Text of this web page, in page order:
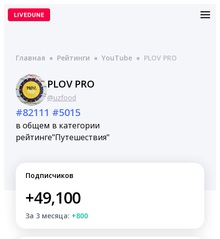
Перейти
Главная ● Рейтинги ● YouTube ● PLOV PRO
PLOV PRO
@uzfood
#82111
в общем
рейтинге
#5015
в категории
"Путешествия"
Подписчиков
+49,100
За 3 месяца: +800